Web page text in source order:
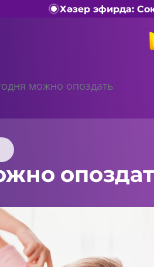
Хәзер эфирда:
можно опоздать